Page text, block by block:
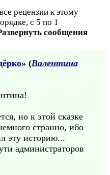
рецензии к этому
с 5 по 1
сообщения
» (Валентина
но к этой сказке
странно, ибо
эту историю...
администраторов